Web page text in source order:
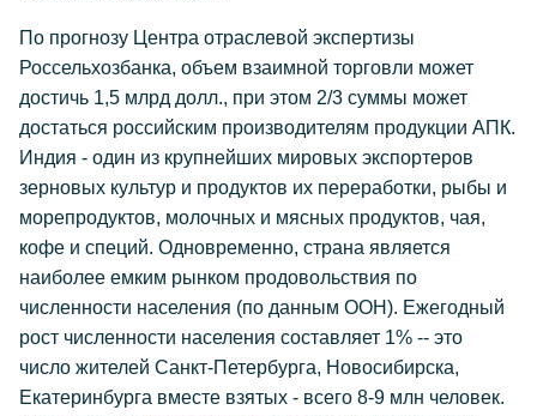
По прогнозу Центра отраслевой экспертизы
Россельхозбанка, объем взаимной торговли может
достичь 1,5 млрд долл., при этом 2/3 суммы может
достаться российским производителям продукции АПК.
Индия - один из крупнейших мировых экспортеров
зерновых культур и продуктов их переработки, рыбы и
морепродуктов, молочных и мясных продуктов, чая,
кофе и специй. Одновременно, страна является
наиболее емким рынком продовольствия по
численности населения (по данным ООН). Ежегодный
рост численности населения составляет 1% -- это
число жителей Санкт-Петербурга, Новосибирска,
Екатеринбурга вместе взятых - всего 8-9 млн человек.